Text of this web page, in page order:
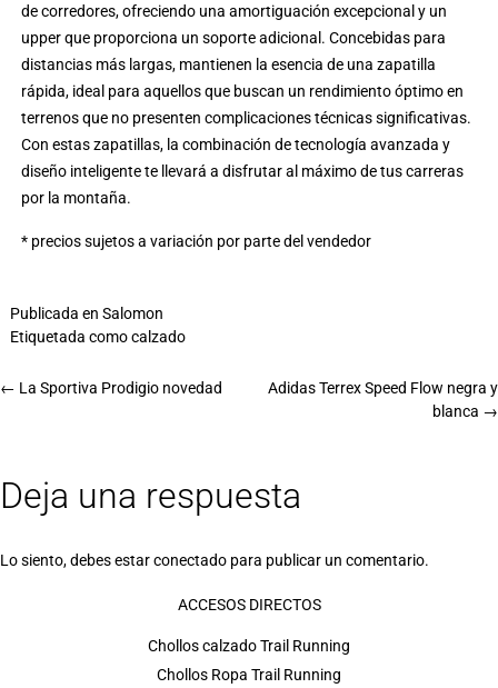
de corredores, ofreciendo una amortiguación excepcional y un
upper que proporciona un soporte adicional. Concebidas para
distancias más largas, mantienen la esencia de una zapatilla
rápida, ideal para aquellos que buscan un rendimiento óptimo en
terrenos que no presenten complicaciones técnicas significativas.
Con estas zapatillas, la combinación de tecnología avanzada y
diseño inteligente te llevará a disfrutar al máximo de tus carreras
por la montaña.
* precios sujetos a variación por parte del vendedor
Publicada en Salomon
Etiquetada comocalzado
Adidas Terrex Speed Flow negra y
blanca →
← La Sportiva Prodigio novedad
Deja una respuesta
Lo siento, debes estarconectado para publicar un comentario.
ACCESOS DIRECTOS
Chollos calzado Trail Running
Chollos Ropa Trail Running